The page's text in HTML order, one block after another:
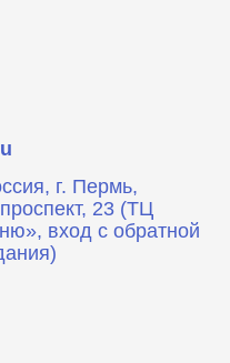
г. Пермь,
23 (ТЦ
вход с обратной